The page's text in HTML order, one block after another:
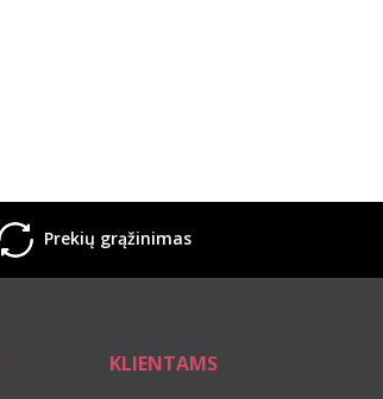
Prekių grąžinimas
KLIENTAMS